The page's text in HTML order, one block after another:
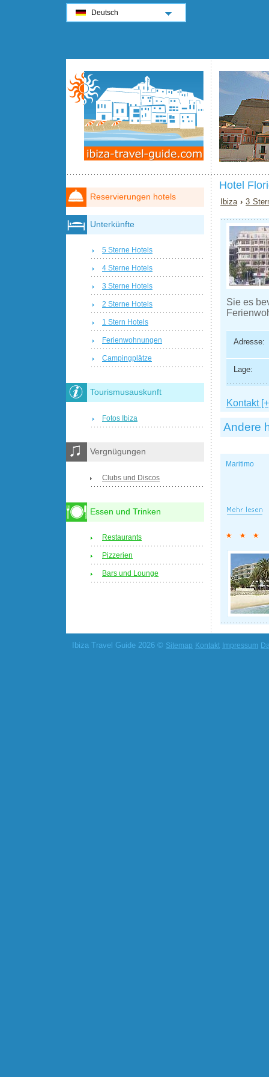
Hotel
Ibiza ›3
Sie es
Adresse:
Lage:
Kontakt
Andere
Maritimo
Reservierungen hotels
Unterkünfte
5 Sterne Hotels
4 Sterne Hotels
3 Sterne Hotels
2 Sterne Hotels
1 Stern Hotels
Ferienwohnungen
Campingplätze
Tourismusauskunft
Fotos Ibiza
Vergnügungen
Clubs und Discos
Essen und Trinken
Restaurants
Pizzerien
Bars und Lounge
Ibiza Travel Guide 2026 © Sitemap Kontakt Impressum
Deutsch